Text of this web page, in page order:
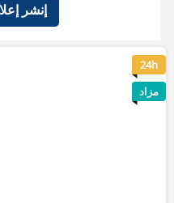
إنشر
6
24h
مزاد